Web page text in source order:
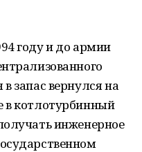
году и до армии
запас вернулся на
в котлотурбинный
инженерное